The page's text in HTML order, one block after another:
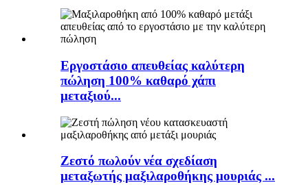
Εργοστάσιο απευθείας καλύτερη
πώληση 100% καθαρό χάπι
μεταξιού...
Ζεστό πωλούν νέα σχεδίαση
μεταξωτής μαξιλαροθήκης μουριάς ...